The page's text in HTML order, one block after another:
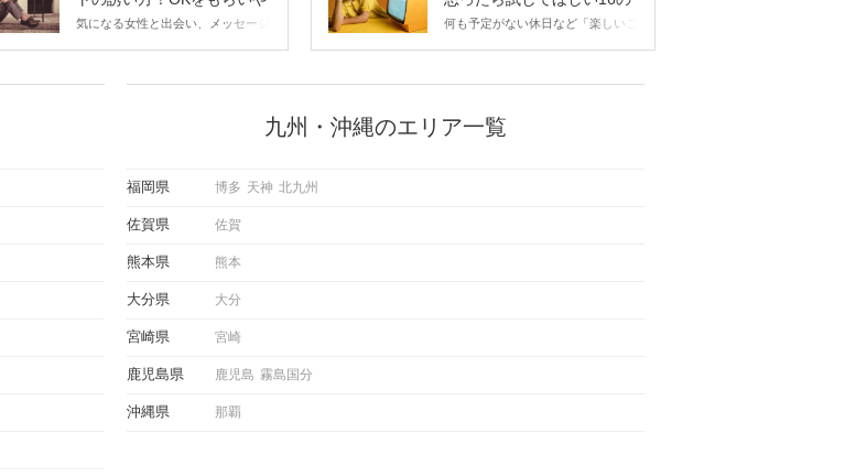
すいメッセージのコツは？
気になる女性と出会い、メッセージ
も混じえながら解説するので、ぜひ
こと
何も予定がない休日など「楽しいこ
になれる対処法から、恋愛・自分磨
き・趣味などジャンル別の楽しいこ
九州・沖縄のエリア一覧
福岡県 博多 天神 北九州
佐賀県 佐賀
熊本県 熊本
大分県 大分
宮崎県 宮崎
鹿児島県 鹿児島 霧島国分
沖縄県 那覇